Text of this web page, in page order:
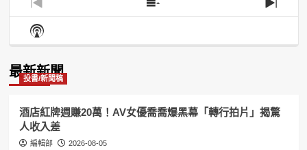
Previous
Episode
Show
Episodes
Next
Show
Podcast
最新新聞
投書/新聞稿
酒店紅牌週賺20萬！AV女優喬喬爆黑幕「轉行拍片」揭驚
人收入差
編輯部 2026-08-05